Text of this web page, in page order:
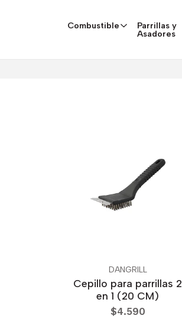
Combustible Parrillas y
Asadores
DANGRILL
Cepillo para parrillas 2
en 1 (20 CM)
$4.590